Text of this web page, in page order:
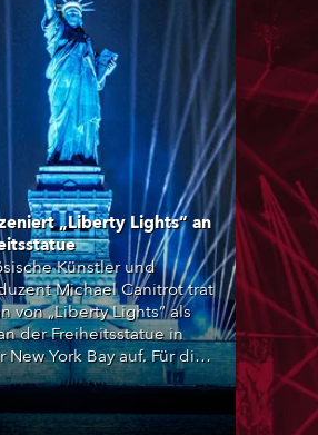
„Liberty Lights“ an
Künstler und
Michael Canitrot trat
von „Liberty Lights“ als
der Freiheitsstatue in
York Bay auf. Für die
Inszenierung setzte
ROBE iBOLT,